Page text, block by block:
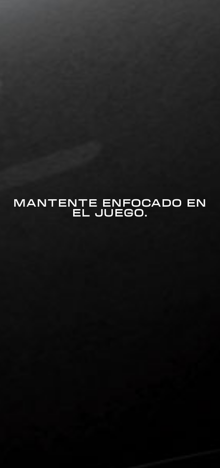
MANTENTE ENFOCADO EN
EL JUEGO.